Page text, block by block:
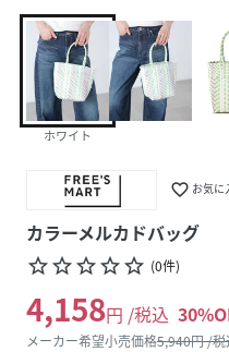
ホワイト
favorite_border お気に
カラーメルカドバッグ
star_borderstar_borderstar_borderstar_borderstar_border (0件)
4,158円 /税込 30
メーカー希望小売価格5,940円 /税